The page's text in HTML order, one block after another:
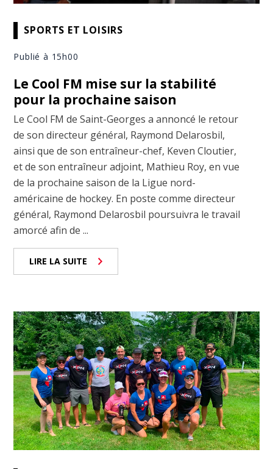
SPORTS ET LOISIRS
Publié à 15h00
Le Cool FM mise sur la stabilité
pour la prochaine saison
Le Cool FM de Saint-Georges a annoncé le retour
de son directeur général, Raymond Delarosbil,
ainsi que de son entraîneur-chef, Keven Cloutier,
et de son entraîneur adjoint, Mathieu Roy, en vue
de la prochaine saison de la Ligue nord-
américaine de hockey. En poste comme directeur
général, Raymond Delarosbil poursuivra le travail
amorcé afin de ...
LIRE LA SUITE